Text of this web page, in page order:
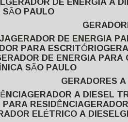
SÃO PAULO
GERADOR DE ENERGIA
PARA ESCRITÓRIO
GERADOR DE ENERGIA
SÃO PAULO
GERADORES
GERADOR A DIESEL
PARA RESIDÊNCIA
ELÉTRICO A DIESEL